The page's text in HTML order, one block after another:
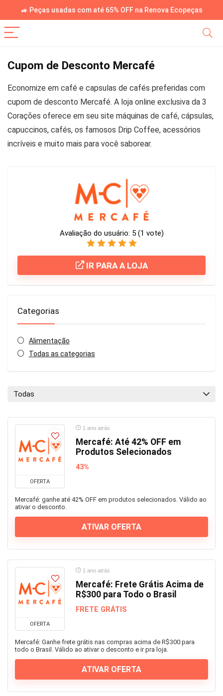
🚙 Peças usadas com até 65% OFF na Renova Ecopeças
Cupom de Desconto Mercafé
Economize em café e capsulas de cafés preferidas com
cupom de desconto Mercafé. A loja online exclusiva da 3
Corações oferece em seu site máquinas de café, cápsulas,
capuccinos, cafés, os famosos Drip Coffee, acessórios
incríveis e muito mais para você saborear.
Avaliação do usuário: 5 (1 vote)
IR PARA A LOJA
Categorias
Alimentação
Todas as categorias
Todas
OFERTA
1 ano atrás
Mercafé: Até 42% OFF em
Produtos Selecionados
43%
Mercafé: ganhe até 42% OFF em produtos selecionados. Válido ao
ativar o desconto.
ATIVAR OFERTA
OFERTA
1 ano atrás
Mercafé: Frete Grátis Acima de
R$300 para Todo o Brasil
FRETE GRÁTIS
Mercafé: Ganhe frete grátis nas compras acima de R$300 para
todo o Brasil. Válido ao ativar o desconto e ir pra loja.
ATIVAR OFERTA